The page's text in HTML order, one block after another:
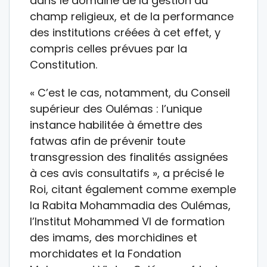
champ religieux, et de la performance
des institutions créées à cet effet, y
compris celles prévues par la
Constitution.
« C’est le cas, notamment, du Conseil
supérieur des Oulémas : l’unique
instance habilitée à émettre des
fatwas afin de prévenir toute
transgression des finalités assignées
à ces avis consultatifs », a précisé le
Roi, citant également comme exemple
la Rabita Mohammadia des Oulémas,
l’Institut Mohammed VI de formation
des imams, des morchidines et
morchidates et la Fondation